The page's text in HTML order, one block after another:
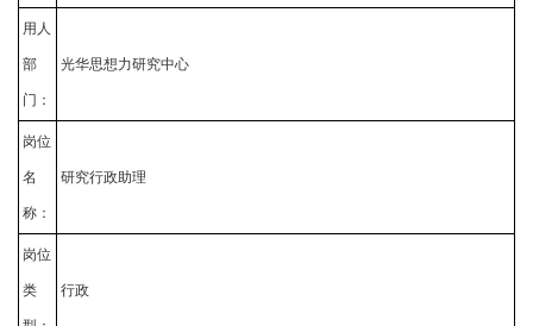
用人
部
门：
光华思想力研究中心
岗位
名
称：
研究行政助理
岗位
类 行政